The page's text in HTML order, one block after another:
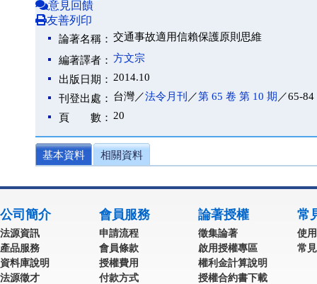
意見回饋
友善列印
論著名稱： 交通事故適用信賴保護原則思維
編著譯者： 方文宗
出版日期： 2014.10
刊登出處： 台灣／法令月刊 ／第 65 卷 第 10 期 ／65-84
頁 數： 20
基本資料 相關資料
公司簡介
法源資訊
產品服務
資料庫說明
法源徵才
會員服務
申請流程
會員條款
授權費用
付款方式
論著授權
徵集論著
啟用授權專區
權利金計算說明
授權合約書下載
常
使
常